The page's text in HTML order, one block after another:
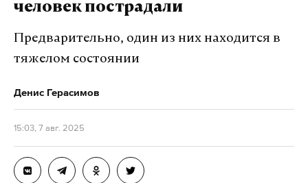
человек пострадали
Предварительно, один из них находится в
тяжелом состоянии
Денис Герасимов
15:03, 7 авг. 2025